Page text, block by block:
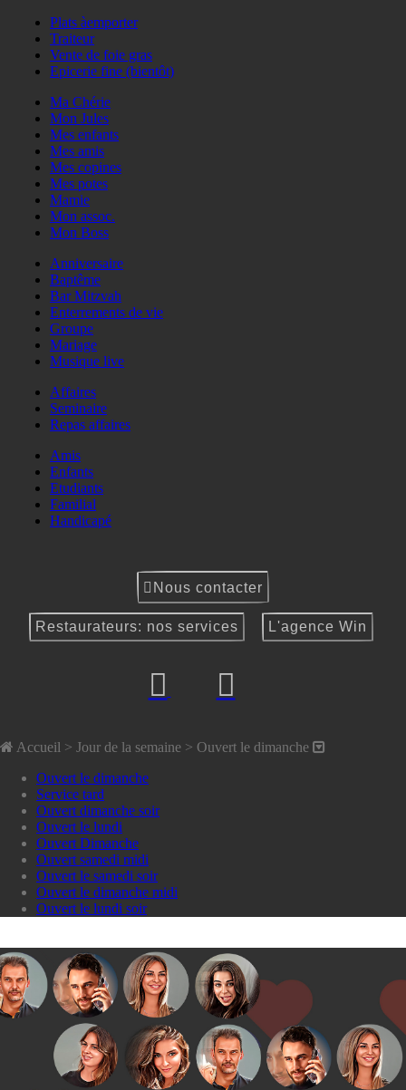
Plats àemporter
Traiteur
Vente de foie gras
Epicerie fine (bientôt)
Ma Chérie
Mon Jules
Mes enfants
Mes amis
Mes copines
Mes potes
Mamie
Mon assoc.
Mon Boss
Anniversaire
Baptême
Bar Mitzvah
Enterrements de vie
Groupe
Mariage
Musique live
Affaires
Seminaire
Repas affaires
Amis
Enfants
Etudiants
Familial
Handicapé
Nous contacter
Restaurateurs: nos services L'agence Win
Accueil > Jour de la semaine > Ouvert le dimanche
Ouvert le dimanche
Service tard
Ouvert dimanche soir
Ouvert le lundi
Ouvert Dimanche
Ouvert samedi midi
Ouvert le samedi soir
Ouvert le dimanche midi
Ouvert le lundi soir